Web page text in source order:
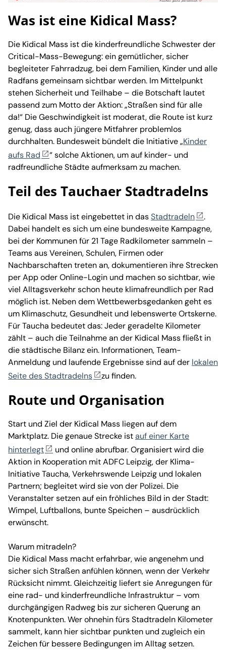
Was ist eine Kidical Mass?
Die Kidical Mass ist die kinderfreundliche Schwester der
Critical-Mass-Bewegung: ein gemütlicher, sicher
begleiteter Fahrradzug, bei dem Familien, Kinder und alle
Radfans gemeinsam sichtbar werden. Im Mittelpunkt
stehen Sicherheit und Teilhabe – die Botschaft lautet
passend zum Motto der Aktion: „Straßen sind für alle
da!“ Die Geschwindigkeit ist moderat, die Route ist kurz
genug, dass auch jüngere Mitfahrer problemlos
durchhalten. Bundesweit bündelt die Initiative „Kinder
aufs Rad
“ solche Aktionen, um auf kinder- und
radfreundliche Städte aufmerksam zu machen.
Teil des Tauchaer Stadtradelns
Die Kidical Mass ist eingebettet in dasStadtradeln
.
Dabei handelt es sich um eine bundesweite Kampagne,
bei der Kommunen für 21 Tage Radkilometer sammeln –
Teams aus Vereinen, Schulen, Firmen oder
Nachbarschaften treten an, dokumentieren ihre Strecken
per App oder Online-Login und machen so sichtbar, wie
viel Alltagsverkehr schon heute klimafreundlich per Rad
möglich ist. Neben dem Wettbewerbsgedanken geht es
um Klimaschutz, Gesundheit und lebenswerte Ortskerne.
Für Taucha bedeutet das: Jeder geradelte Kilometer
zählt – auch die Teilnahme an der Kidical Mass fließt in
die städtische Bilanz ein. Informationen, Team-
Anmeldung und laufende Ergebnisse sind auf der lokalen
Seite des Stadtradelns
zu finden.
Route und Organisation
Start und Ziel der Kidical Mass liegen auf dem
Marktplatz. Die genaue Strecke istauf einer Karte
hinterlegt
und online abrufbar. Organisiert wird die
Aktion in Kooperation mit ADFC Leipzig, der Klima-
Initiative Taucha, Verkehrswende Leipzig und lokalen
Partnern; begleitet wird sie von der Polizei. Die
Veranstalter setzen auf ein fröhliches Bild in der Stadt:
Wimpel, Luftballons, bunte Speichen – ausdrücklich
erwünscht.
Warum mitradeln?
Die Kidical Mass macht erfahrbar, wie angenehm und
sicher sich Straßen anfühlen können, wenn der Verkehr
Rücksicht nimmt. Gleichzeitig liefert sie Anregungen für
eine rad- und kinderfreundliche Infrastruktur – vom
durchgängigen Radweg bis zur sicheren Querung an
Knotenpunkten. Wer ohnehin fürs Stadtradeln Kilometer
sammelt, kann hier sichtbar punkten und zugleich ein
Zeichen für bessere Bedingungen im Alltag setzen.